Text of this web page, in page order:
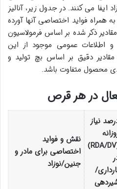
می کنند. در جدول زیر، آنالیز
همراه فواید اختصاصی آنها آورده
ذکر شده بر اساس فرمولاسیون
و اطلاعات عمومی موجود از این
دقیق بر اساس بچ تولید و
محصول متفاوت باشد.
در هر قرص
نیاز
(RDA/DV)
نقش و فواید
اختصاصی برای مادر و
جنین/نوزاد